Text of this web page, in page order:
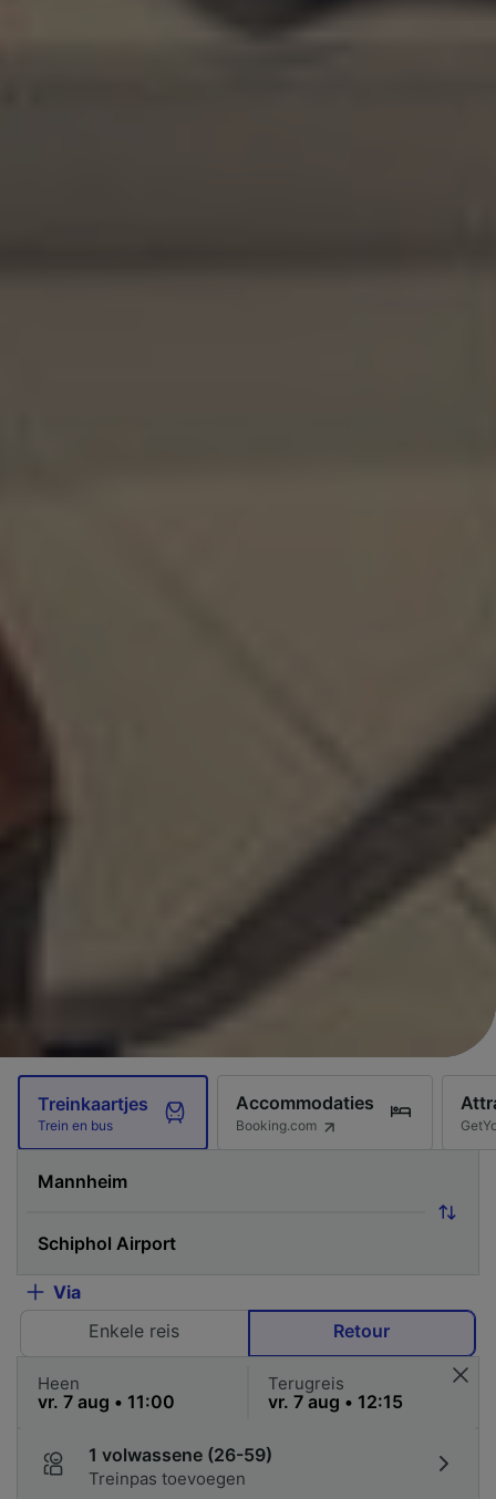
Treinkaartjes
Trein en bus
Accommodaties
Booking.com
Via
Enkele reis
Retour
Heen Terugreis
1 volwassene (26-59)
Treinpas toevoegen